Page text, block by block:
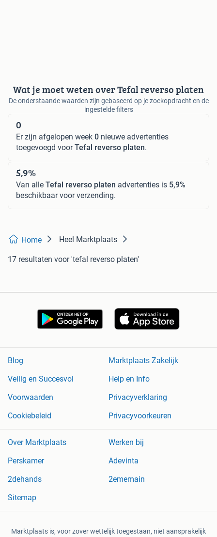
Wat je moet weten over Tefal reverso platen
De onderstaande waarden zijn gebaseerd op je zoekopdracht en de
ingestelde filters
0
Er zijn afgelopen week 0 nieuwe advertenties
toegevoegd voorTefal reverso platen.
5,9%
Van alle Tefal reverso platen advertenties is 5,9%
beschikbaar voor verzending.
Home Heel Marktplaats
17 resultaten voor 'tefal reverso platen'
Blog
Marktplaats Zakelijk
Veilig en Succesvol
Help en Info
Voorwaarden
Privacyverklaring
Cookiebeleid
Privacyvoorkeuren
Over Marktplaats
Werken bij
Perskamer
Adevinta
2dehands
2ememain
Sitemap
Marktplaats is, voor zover wettelijk toegestaan, niet aansprakelijk